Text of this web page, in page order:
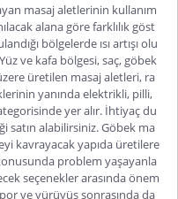
masaj aletlerinin kullanım
alana göre farklılık göst
bölgelerde ısı artışı olu
ve kafa bölgesi, saç, göbek
üretilen masaj aletleri, ra
yanında elektrikli, pilli,
yer alır. İhtiyaç du
satın alabilirsiniz. Göbek ma
kavrayacak yapıda üretilere
problem yaşayanla
seçenekler arasında önem
ve yürüyüş sonrasında da